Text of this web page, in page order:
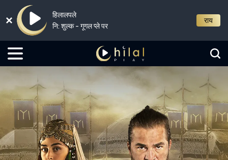
हिलालपले
नि: शुल्क - गूगल प्ले पर
राय